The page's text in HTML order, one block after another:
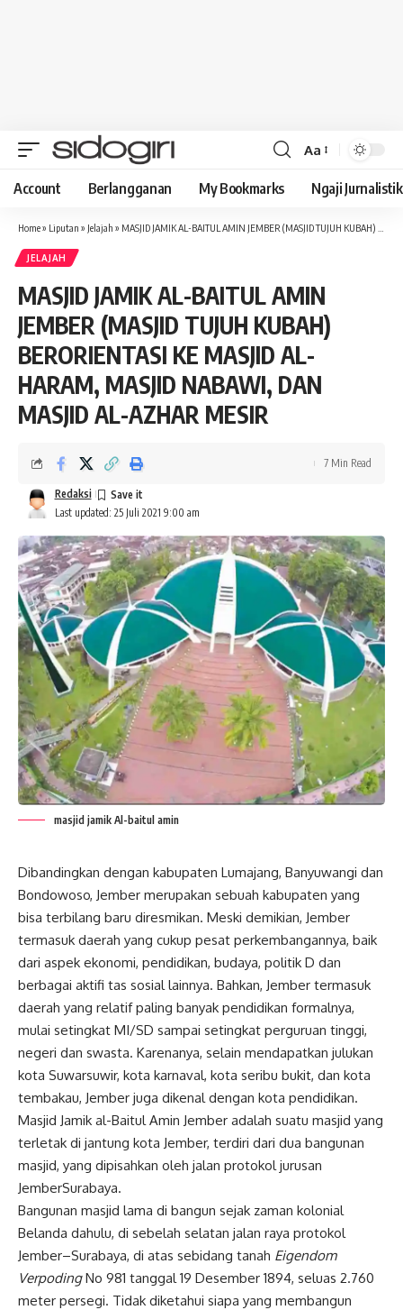
Font
Resizer
Aa
Account Berlangganan My Bookmarks Ngaji Jurnalistik
Home» Liputan » Jelajah » MASJID JAMIK AL-BAITUL AMIN JEMBER (MASJID TUJUH KUBAH) BERORIENTASI KE MASJID AL-HARAM, MASJID NABAWI, DAN MASJID AL-AZHAR MESIR
JELAJAH
MASJID JAMIK AL-BAITUL AMIN
JEMBER (MASJID TUJUH KUBAH)
BERORIENTASI KE MASJID AL-
HARAM, MASJID NABAWI, DAN
MASJID AL-AZHAR MESIR
Last updated: 25 Juli 2021 9:00 am
Redaksi
7 Min Read
masjid jamik Al-baitul amin
Dibandingkan dengan kabupaten Lumajang, Banyuwangi dan
Bondowoso, Jember merupakan sebuah kabupaten yang
bisa terbilang baru diresmikan. Meski demikian, Jember
termasuk daerah yang cukup pesat perkembangannya, baik
dari aspek ekonomi, pendidikan, budaya, politik D dan
berbagai aktifi tas sosial lainnya. Bahkan, Jember termasuk
daerah yang relatif paling banyak pendidikan formalnya,
mulai setingkat MI/SD sampai setingkat perguruan tinggi,
negeri dan swasta. Karenanya, selain mendapatkan julukan
kota Suwarsuwir, kota karnaval, kota seribu bukit, dan kota
tembakau, Jember juga dikenal dengan kota pendidikan.
Masjid Jamik al-Baitul Amin Jember adalah suatu masjid yang
terletak di jantung kota Jember, terdiri dari dua bangunan
masjid, yang dipisahkan oleh jalan protokol jurusan
JemberSurabaya.
Bangunan masjid lama di bangun sejak zaman kolonial
Belanda dahulu, di sebelah selatan jalan raya protokol
Jember–Surabaya, di atas sebidang tanah Eigendom
VerpodingNo 981 tanggal 19 Desember 1894, seluas 2.760
meter persegi. Tidak diketahui siapa yang membangun